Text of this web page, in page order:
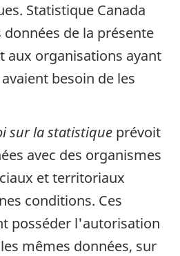
Statistique Canada
de la présente
aux organisations ayant
besoin de les
sur la statistique prévoit
avec des organismes
et territoriaux
conditions. Ces
posséder l'autorisation
mêmes données, sur